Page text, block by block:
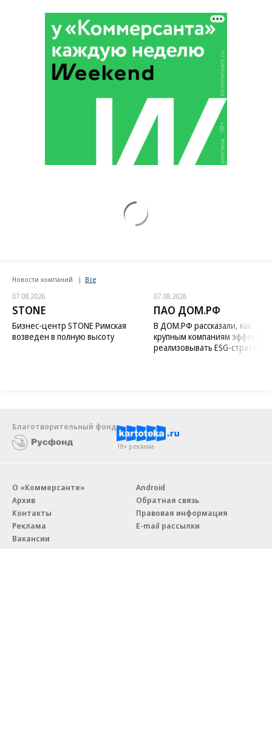
Новости компаний Все
07.08.2026
STONE
Бизнес-центр STONE Римская
возведен в полную высоту
07.08.2026
ПАО ДОМ.РФ
В ДОМ.РФ рассказали, как
крупным компаниям
реализовывать ESG-стратегию
Благотворительный фонд
18+ реклама
О «Коммерсанте»
Архив
Контакты
Реклама
Вакансии
Android
Обратная связь
Правовая информация
E-mail рассылки